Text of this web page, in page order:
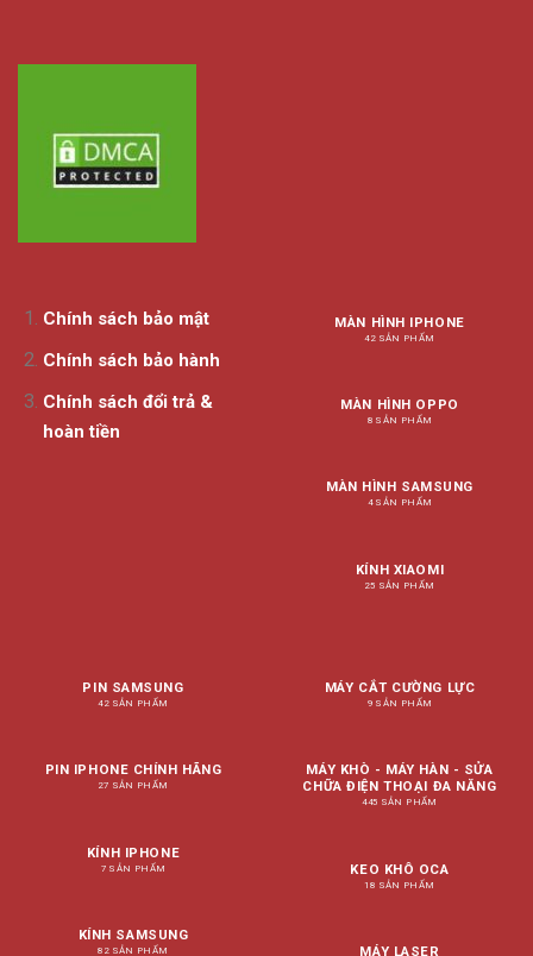
Chính sách bảo mật
Chính sách bảo hành
Chính sách đổi trả &
hoàn tiền
MÀN HÌNH IPHONE
42 SẢN PHẨM
MÀN HÌNH OPPO
8 SẢN PHẨM
MÀN HÌNH SAMSUNG
4 SẢN PHẨM
KÍNH XIAOMI
25 SẢN PHẨM
PIN SAMSUNG
42 SẢN PHẨM
PIN IPHONE CHÍNH HÃNG
27 SẢN PHẨM
KÍNH IPHONE
7 SẢN PHẨM
KÍNH SAMSUNG
82 SẢN PHẨM
MÁY CẮT CƯỜNG LỰC
9 SẢN PHẨM
MÁY KHÒ - MÁY HÀN - SỬA
CHỮA ĐIỆN THOẠI ĐA NĂNG
445 SẢN PHẨM
KEO KHÔ OCA
18 SẢN PHẨM
MÁY LASER